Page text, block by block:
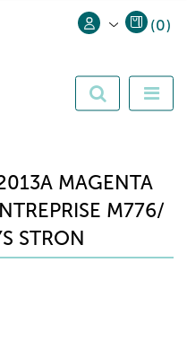
Zarejestruj się
(0)
MAGENTA
M776/
STRON